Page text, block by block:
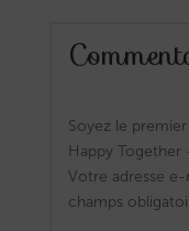
Soyez le
Happy Together
Votre adresse e-
champs